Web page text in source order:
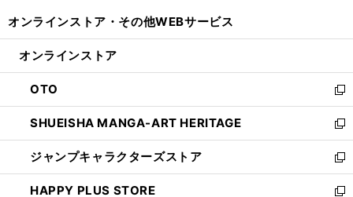
開
ン
ウ
で
開
く
ウ
ン
ド
ウ
で
開
く
オンラインストア・ その他WEBサービス
オンラインストア
OTO
新
し
い
ウ
ィ
ン
ド
SHUEISHA MANGA-ART HERITAGE
新
し
い
ウ
ィ
ジャンプキャラクターズストア
新
し
い
HAPPY PLUS STORE
新